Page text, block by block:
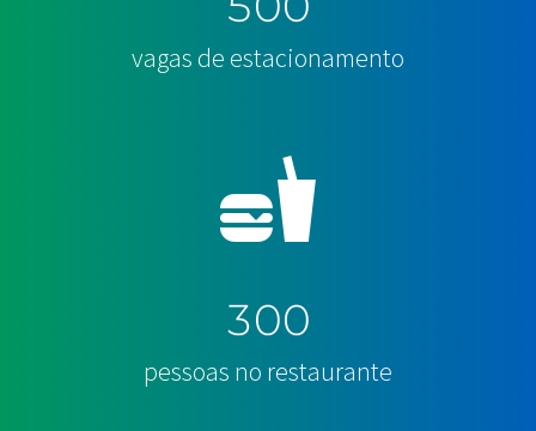
vagas de estacionamento
300
pessoas no restaurante